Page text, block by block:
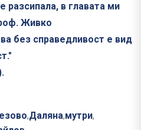
разсипала, в главата ми
Живко
без справедливост е вид
,Даляна,мутри,